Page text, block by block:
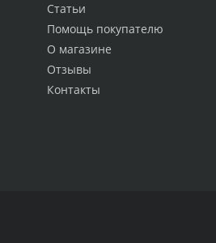
Статьи
Помощь покупателю
О магазине
Отзывы
Контакты